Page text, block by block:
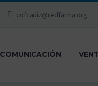
cofcadiz@redfarma.org
COMUNICACIÓN